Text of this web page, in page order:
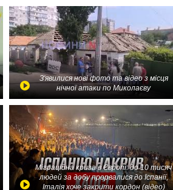
З'явилися нові фото та відео з місця
нічної атаки по Миколаєву
Міграційна криза в Європі: до 10 тисяч
людей за добу прорвалися до Іспанії,
Італія хоче закрити кордон (відео)